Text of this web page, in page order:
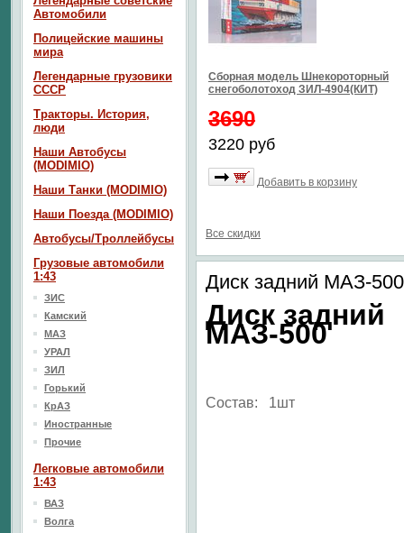
Сборная модель Шнекороторный
снегоболотоход ЗИЛ-4904(КИТ)
3690
3220 руб
Добавить в корзину
Все скидки
Диск задний МАЗ-
Диск задний
МАЗ-500
Состав: 1шт
Автомобили
Полицейские машины
мира
Легендарные грузовики
СССР
Тракторы. История,
люди
Наши Автобусы
(MODIMIO)
Наши Танки (MODIMIO)
Наши Поезда (MODIMIO)
Автобусы/Троллейбусы
Грузовые автомобили
1:43
ЗИС
Камский
МАЗ
УРАЛ
ЗИЛ
Горький
КрАЗ
Иностранные
Прочие
Легковые автомобили
1:43
ВАЗ
Волга